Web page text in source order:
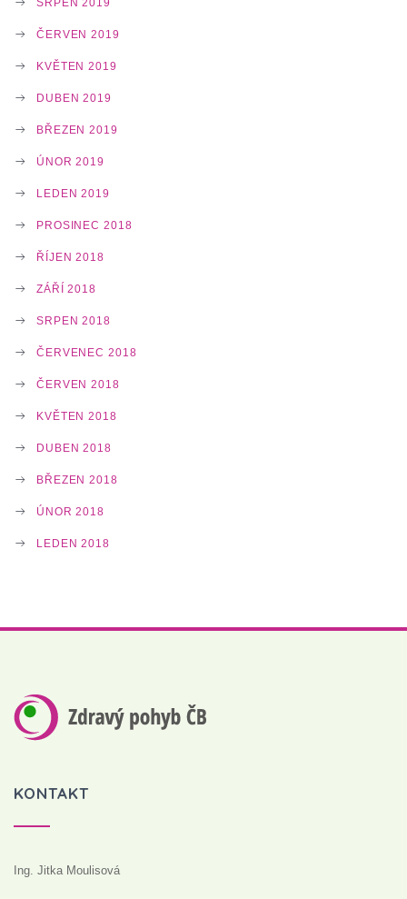
ČERVEN 2019
KVĚTEN 2019
DUBEN 2019
BŘEZEN 2019
ÚNOR 2019
LEDEN 2019
PROSINEC 2018
ŘÍJEN 2018
ZÁŘÍ 2018
SRPEN 2018
ČERVENEC 2018
ČERVEN 2018
KVĚTEN 2018
DUBEN 2018
BŘEZEN 2018
ÚNOR 2018
LEDEN 2018
KONTAKT
Ing. Jitka Moulisová